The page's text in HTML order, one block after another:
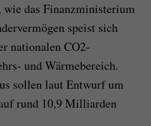
wie das Finanzministerium
speist sich
nationalen CO2-
und Wärmebereich.
sollen laut Entwurf um
rund 10,9 Milliarden